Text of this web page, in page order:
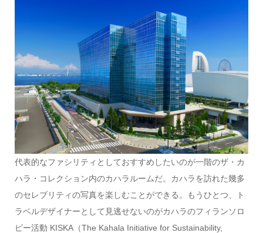
代表的なファシリティとしておすすめしたいのが一階のザ・カ
ハラ・コレクション内のカハラルームだ。カハラを訪れた幾多
のセレブリティの写真を楽しむことができる。もうひとつ、ト
ラベルデザイナーとして見逃せないのがカハラのフィランソロ
ピー活動 KISKA（The Kahala Initiative for Sustainability,